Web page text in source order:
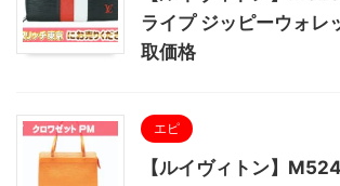
ライプ ジッピーウォレ
取価格
エピ
【ルイヴィトン】